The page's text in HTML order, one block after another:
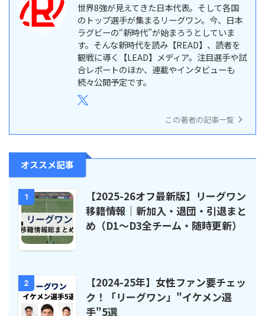
世界8強が見えてきた日本代表。そして各国
のトップ選手が集まるリーグワン。今、日本
ラグビーの“新時代”が始まろうとしていま
す。そんな新時代を読み【READ】、読者を
観戦に導く【LEAD】メディア。注目選手や試
合レポートのほか、連載やインタビューも
続々公開予定です。
この著者の記事一覧
オススメ記事
1
【2025-26オフ最新版】リーグワン
移籍情報｜新加入・退団・引退まと
め（D1〜D3全チーム・随時更新）
2
【2024-25年】女性ファン要チェッ
ク！「リーグワン」"イケメン選
手"5選